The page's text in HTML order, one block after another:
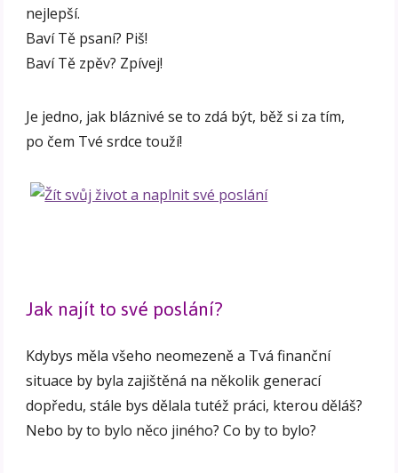
nejlepší.
Baví Tě psaní? Piš!
Baví Tě zpěv? Zpívej!
Je jedno, jak bláznivé se to zdá být, běž si za tím,
po čem Tvé srdce touží!
Jak najít to své poslání?
Kdybys měla všeho neomezeně a Tvá finanční
situace by byla zajištěná na několik generací
dopředu, stále bys dělala tutéž práci, kterou děláš?
Nebo by to bylo něco jiného? Co by to bylo?